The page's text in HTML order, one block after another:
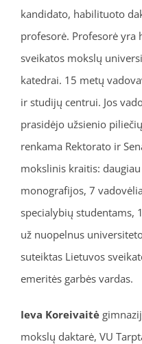
kandidato, habilituoto
profesorė. Profesorė yra
sveikatos mokslų
katedrai. 15 metų
ir studijų centrui. Jos
prasidėjo užsienio
renkama Rektorato ir
mokslinis kraitis:
monografijos, 7
specialybių studentams,
už nuopelnus
suteiktas Lietuvos
emeritės garbės vardas.
Ieva Koreivaitė
mokslų daktarė, VU